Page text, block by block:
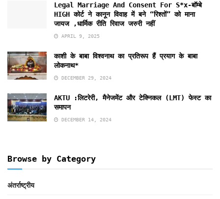
Legal Marriage And Consent For S*x-बॉम्बे
HIGH कोर्ट ने कानून विवाह में बने “रिश्तों” को माना
जायज ,धार्मिक रीति रिवाज जरुरी नहीं
APRIL 9, 2025
काशी के बाबा विश्वनाथ का प्रतिरूप हैं प्रयाग के बाबा
लोकनाथ*
DECEMBER 29, 2024
AKTU :लिटरेरी, मैनेजमेंट और टेक्निकल (LMT) फेस्ट का
समापन
DECEMBER 14, 2024
Browse by Category
अंतर्राष्ट्रीय